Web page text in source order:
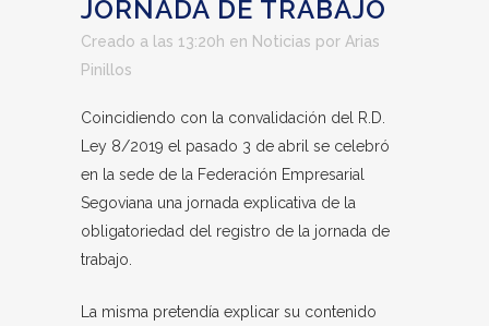
JORNADA DE TRABAJO
Creado a las 13:20h en Noticias por Arias
Pinillos
Coincidiendo con la convalidación del R.D.
Ley 8/2019 el pasado 3 de abril se celebró
en la sede de la Federación Empresarial
Segoviana una jornada explicativa de la
obligatoriedad del registro de la jornada de
trabajo.
La misma pretendía explicar su contenido